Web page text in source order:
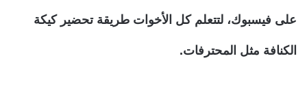
على فيسبوك، لتتعلم كل الأخوات طريقة تحضير كيكة
الكنافة مثل المحترفات.